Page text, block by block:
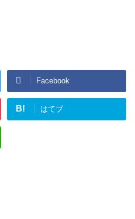
Facebook
B! はてブ